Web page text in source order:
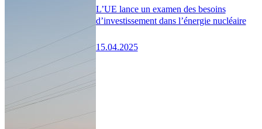
L’UE lance un examen des besoins
d’investissement dans l’énergie nucléaire
15.04.2025